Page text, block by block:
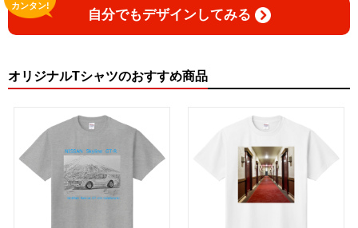
自分でもデザインしてみる
カンタン!
オリジナルTシャツのおすすめ商品